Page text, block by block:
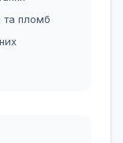
та пломб